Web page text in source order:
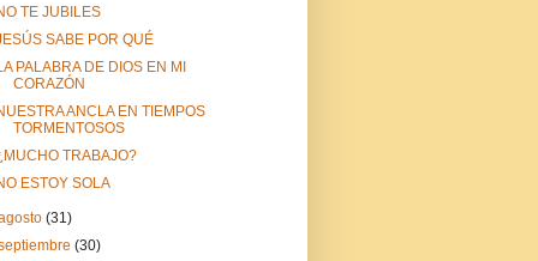
TE JUBILES
SABE POR QUÉ
PALABRA DE DIOS EN MI
CORAZÓN
ANCLA EN TIEMPOS
TORMENTOSOS
TRABAJO?
ESTOY SOLA
(31)
(30)